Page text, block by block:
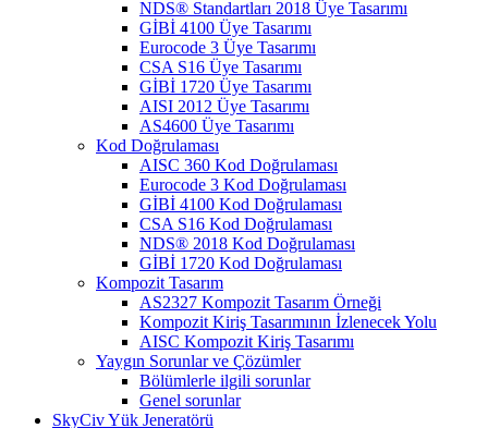
NDS® Standartları 2018 Üye Tasarımı
GİBİ 4100 Üye Tasarımı
Eurocode 3 Üye Tasarımı
CSA S16 Üye Tasarımı
GİBİ 1720 Üye Tasarımı
AISI 2012 Üye Tasarımı
AS4600 Üye Tasarımı
Kod Doğrulaması
AISC 360 Kod Doğrulaması
Eurocode 3 Kod Doğrulaması
GİBİ 4100 Kod Doğrulaması
CSA S16 Kod Doğrulaması
NDS® 2018 Kod Doğrulaması
GİBİ 1720 Kod Doğrulaması
Kompozit Tasarım
AS2327 Kompozit Tasarım Örneği
Kompozit Kiriş Tasarımının İzlenecek Yolu
AISC Kompozit Kiriş Tasarımı
Yaygın Sorunlar ve Çözümler
Bölümlerle ilgili sorunlar
Genel sorunlar
SkyCiv Yük Jeneratörü